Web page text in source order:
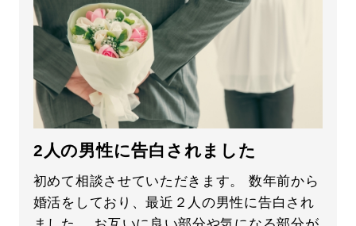
2人の男性に告白されました
初めて相談させていただきます。 数年前から
婚活をしており、最近２人の男性に告白され